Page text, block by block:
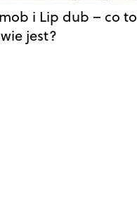
i Lip dub – co to
jest?